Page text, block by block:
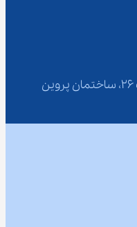
تهران، میدان عطار، خیابان عطار، پلاک 26، ساختمان پروین